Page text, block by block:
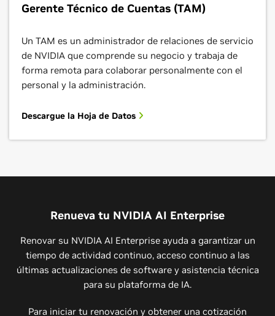
Gerente Técnico de Cuentas (TAM)
Un TAM es un administrador de relaciones de servicio
de NVIDIA que comprende su negocio y trabaja de
forma remota para colaborar personalmente con el
personal y la administración.
Descargue la Hoja de Datos
Renueva tu NVIDIA AI Enterprise
Renovar su NVIDIA AI Enterprise ayuda a garantizar un
tiempo de actividad continuo, acceso continuo a las
últimas actualizaciones de software y asistencia técnica
para su plataforma de IA.
Para iniciar tu renovación y obtener una cotización